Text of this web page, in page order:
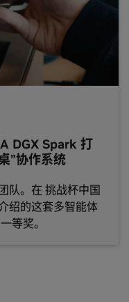
DGX Spark 打
”协作系统
队。在 挑战杯中国
绍的这套多智能体
等奖。